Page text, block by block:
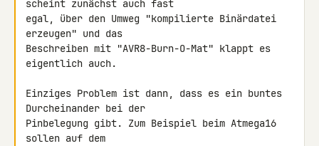
scheint zunächst auch fast
egal, über den Umweg "kompilierte Binärdatei
erzeugen" und das
Beschreiben mit "AVR8-Burn-O-Mat" klappt es
eigentlich auch.
Einziges Problem ist dann, dass es ein buntes
Durcheinander bei der
Pinbelegung gibt. Zum Beispiel beim Atmega16
sollen auf dem